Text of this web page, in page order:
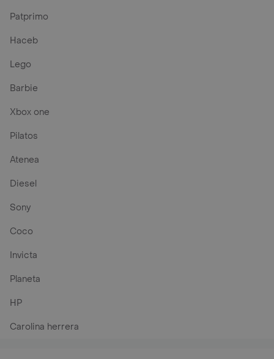
Patprimo
Haceb
Lego
Barbie
Xbox one
Pilatos
Atenea
Diesel
Sony
Coco
Invicta
Planeta
HP
Carolina herrera